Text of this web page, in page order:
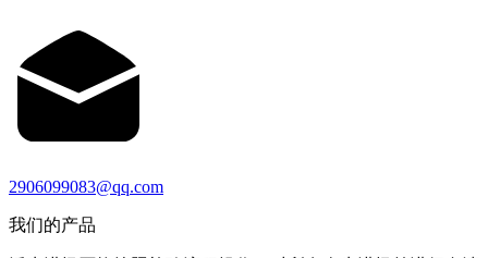
2906099083@qq.com
我们的产品